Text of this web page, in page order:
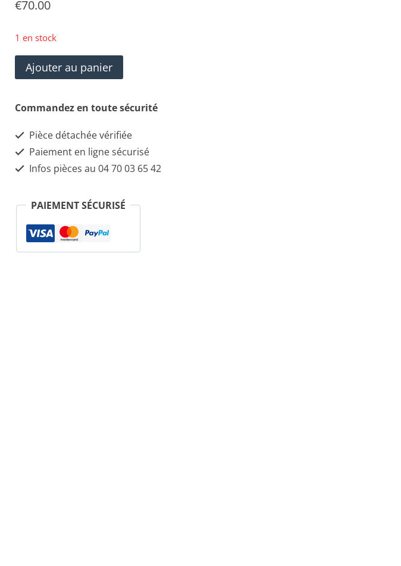
€70.00
1 en stock
quantité
de
ENGRENAGE
EFFET
DE
LANCIA
YPSILON
Ajouter au panier
Commandez en toute sécurité
Pièce détachée vérifiée
Paiement en ligne sécurisé
Infos pièces au 04 70 03 65 42
PAIEMENT SÉCURISÉ